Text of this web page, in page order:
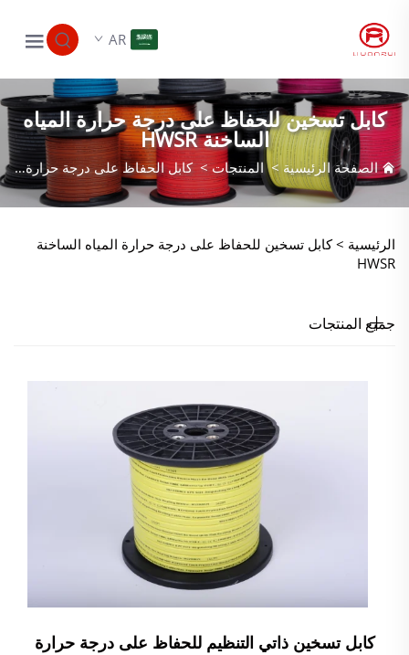
AR
كابل تسخين للحفاظ على درجة حرارة المياه
الساخنة HWSR
الصفحة الرئيسية>المنتجات>كابل الحفاظ على درجة حرارة المياه الساخنة
الرئيسية > كابل تسخين للحفاظ على درجة حرارة المياه الساخنة
HWSR
جميع المنتجات
كابل تسخين ذاتي التنظيم للحفاظ على درجة حرارة